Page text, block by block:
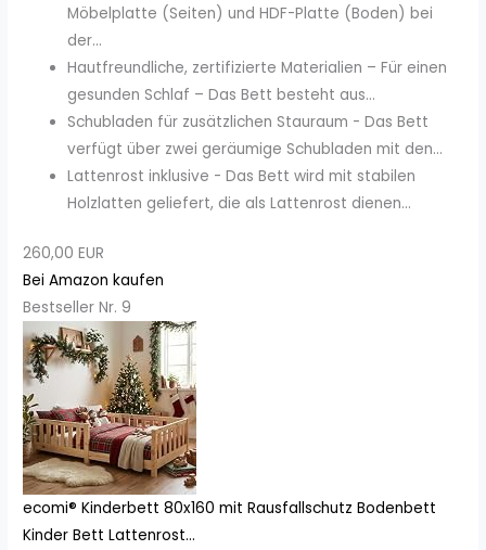
Möbelplatte (Seiten) und HDF-Platte (Boden) bei
der...
Hautfreundliche, zertifizierte Materialien – Für einen
gesunden Schlaf – Das Bett besteht aus...
Schubladen für zusätzlichen Stauraum - Das Bett
verfügt über zwei geräumige Schubladen mit den...
Lattenrost inklusive - Das Bett wird mit stabilen
Holzlatten geliefert, die als Lattenrost dienen...
260,00 EUR
Bei Amazon kaufen
Bestseller Nr. 9
ecomi® Kinderbett 80x160 mit Rausfallschutz Bodenbett
Kinder Bett Lattenrost...